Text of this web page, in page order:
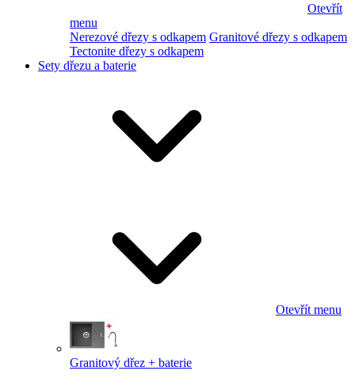
Otevřít
menu
Nerezové dřezy s odkapem Granitové dřezy s odkapem
Tectonite dřezy s odkapem
Sety dřezu a baterie
Otevřít menu
Granitový dřez + baterie